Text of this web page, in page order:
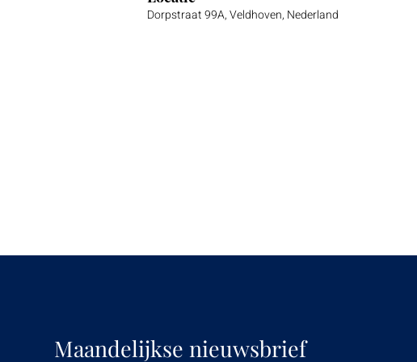
Dorpstraat 99A, Veldhoven, Nederland
Maandelijkse nieuwsbrief